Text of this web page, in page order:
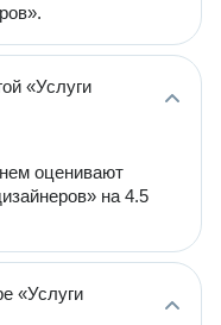
«Услуги
оценивают
на 4.5
«Услуги